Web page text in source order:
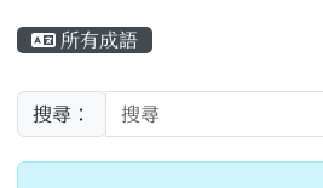
所有成語
搜尋：